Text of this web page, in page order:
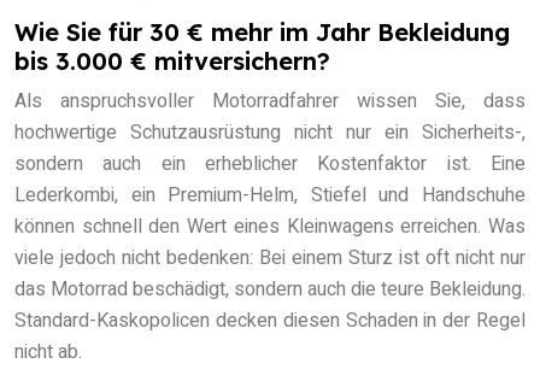
Wie Sie für 30 € mehr im Jahr Bekleidung
bis 3.000 € mitversichern?
Als anspruchsvoller Motorradfahrer wissen Sie, dass
hochwertige Schutzausrüstung nicht nur ein Sicherheits-,
sondern auch ein erheblicher Kostenfaktor ist. Eine
Lederkombi, ein Premium-Helm, Stiefel und Handschuhe
können schnell den Wert eines Kleinwagens erreichen. Was
viele jedoch nicht bedenken: Bei einem Sturz ist oft nicht nur
das Motorrad beschädigt, sondern auch die teure Bekleidung.
Standard-Kaskopolicen decken diesen Schaden in der Regel
nicht ab.